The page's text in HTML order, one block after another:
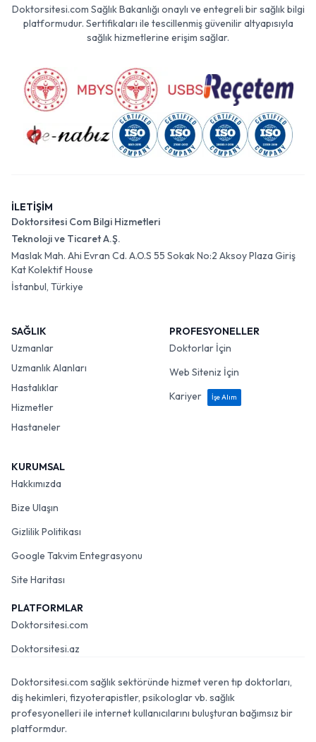
Doktorsitesi.com Sağlık Bakanlığı onaylı ve entegreli bir sağlık bilgi
platformudur. Sertifikaları ile tescillenmiş güvenilir altyapısıyla
sağlık hizmetlerine erişim sağlar.
İLETİŞİM
Doktorsitesi Com Bilgi Hizmetleri
Teknoloji ve Ticaret A.Ş.
Maslak Mah. Ahi Evran Cd. A.O.S 55 Sokak No:2 Aksoy Plaza Giriş
Kat Kolektif House
İstanbul, Türkiye
SAĞLIK
Uzmanlar
Uzmanlık Alanları
Hastalıklar
Hizmetler
Hastaneler
PROFESYONELLER
Doktorlar İçin
Web Siteniz İçin
Kariyer
İşe Alım
KURUMSAL
Hakkımızda
Bize Ulaşın
Gizlilik Politikası
Google Takvim Entegrasyonu
Site Haritası
PLATFORMLAR
Doktorsitesi.com
Doktorsitesi.az
Doktorsitesi.com sağlık sektöründe hizmet veren tıp doktorları,
diş hekimleri, fizyoterapistler, psikologlar vb. sağlık
profesyonelleri ile internet kullanıcılarını buluşturan bağımsız bir
platformdur.